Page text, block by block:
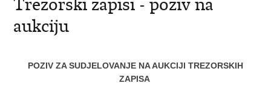
aukciju
POZIV ZA SUDJELOVANJE NA AUKCIJI TREZORSKIH
ZAPISA